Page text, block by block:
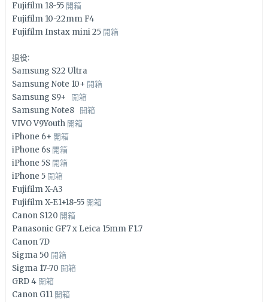
Fujifilm 18-55 開箱
Fujifilm 10-22mm F4
Fujifilm Instax mini 25 開箱
退役:
Samsung S22 Ultra
Samsung Note 10+ 開箱
Samsung S9+ 開箱
Samsung Note8 開箱
VIVO V9Youth 開箱
iPhone 6+ 開箱
iPhone 6s 開箱
iPhone 5S 開箱
iPhone 5 開箱
Fujifilm X-A3
Fujifilm X-E1+18-55 開箱
Canon S120 開箱
Panasonic GF7 x Leica 15mm F1.7
Canon 7D
Sigma 50 開箱
Sigma 17-70 開箱
GRD 4 開箱
Canon G11 開箱